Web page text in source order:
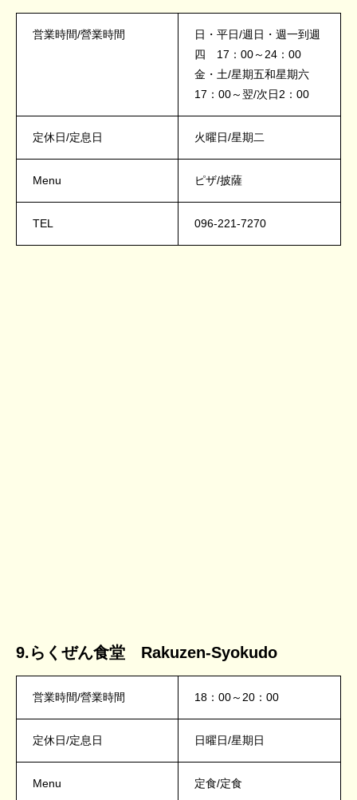
営業時間/營業時間
日・平日/週日・週一到週
四 17：00～24：00
金・土/星期五和星期六
17：00～翌/次日2：00
定休日/定息日 火曜日/星期二
Menu ピザ/披薩
TEL 096-221-7270
9.らくぜん食堂 Rakuzen-Syokudo
営業時間/營業時間 18：00～20：00
定休日/定息日 日曜日/星期日
Menu 定食/定食